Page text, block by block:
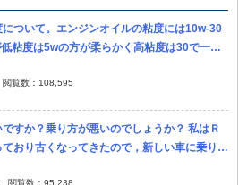
ついて。エンジンオイルの粘度には10w-30
粘度は5wの方が柔らかく高粘度は30で一緒
が良いと思うんですがどういう時に ...
閲覧数： 108,595
ですか？乗り方が悪いのでしょうか？ 私はＲ
おり古くなってきたので，新しい車に乗り換
馬力やトルク等を見ると，ＲＸ８とトヨタ
閲覧数： 95,238